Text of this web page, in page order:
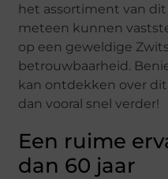
het assortiment van
meteen kunnen
op een geweldige
betrouwbaarheid.
kan ontdekken over
dan vooral snel verder!
Een ruime
dan 60 jaar